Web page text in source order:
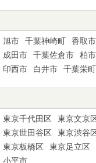
旭市 千葉神崎町 香取市
成田市
千葉佐倉市 柏市
印西市
白井市 千葉栄町
東京千代田区 東京文京
東京世田谷区
東京渋谷
東京板橋区
東京足立区
小平市